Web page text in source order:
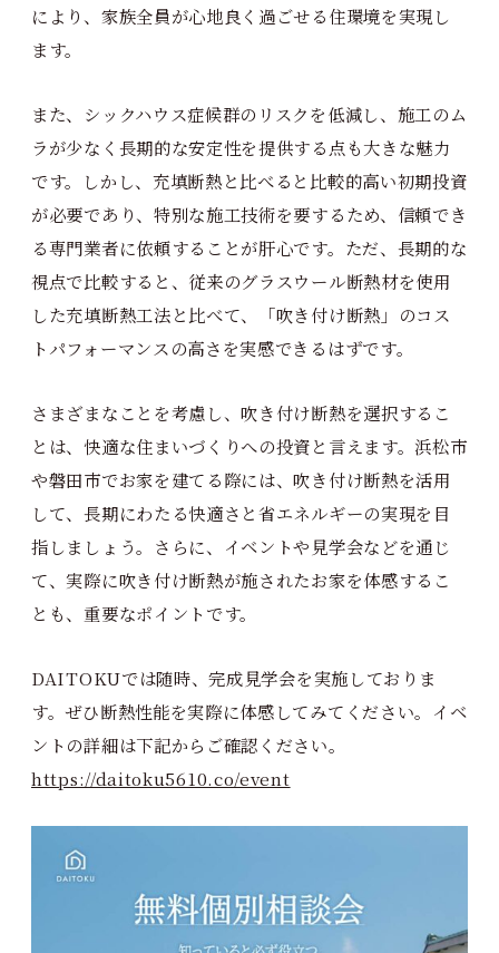
により、家族全員が心地良く過ごせる住環境を実現し
ます。
また、シックハウス症候群のリスクを低減し、施工のム
ラが少なく長期的な安定性を提供する点も大きな魅力
です。しかし、充填断熱と比べると比較的高い初期投資
が必要であり、特別な施工技術を要するため、信頼でき
る専門業者に依頼することが肝心です。ただ、長期的な
視点で比較すると、従来のグラスウール断熱材を使用
した充填断熱工法と比べて、「吹き付け断熱」のコス
トパフォーマンスの高さを実感できるはずです。
さまざまなことを考慮し、吹き付け断熱を選択するこ
とは、快適な住まいづくりへの投資と言えます。浜松市
や磐田市でお家を建てる際には、吹き付け断熱を活用
して、長期にわたる快適さと省エネルギーの実現を目
指しましょう。さらに、イベントや見学会などを通じ
て、実際に吹き付け断熱が施されたお家を体感するこ
とも、重要なポイントです。
DAITOKUでは随時、完成見学会を実施しておりま
す。ぜひ断熱性能を実際に体感してみてください。イベ
ントの詳細は下記からご確認ください。
https://daitoku5610.co/event